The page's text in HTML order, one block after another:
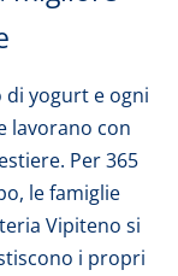
yogurt e ogni
lavorano con
Per 365
le famiglie
Vipiteno si
i propri